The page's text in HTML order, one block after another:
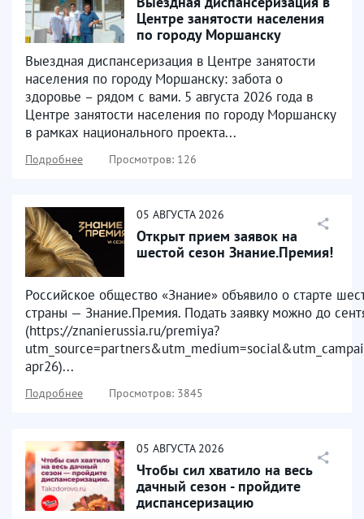
Центре занятости населения
по городу Моршанску
Выездная диспансеризация в Центре занятости
населения по городу Моршанску: забота о
здоровье – рядом с вами. 5 августа 2026 года в
Центре занятости населения по городу Моршанску
в рамках национального проекта...
Подробнее Просмотров: 126
05 АВГУСТА 2026
Открыт прием заявок на
шестой сезон Знание.Премия!
Российское общество «Знание» объявило о старте
страны — Знание.Премия. Подать заявку можно до
(https://znanierussia.ru/premiya?
apr26)...
Подробнее Просмотров: 3845
05 АВГУСТА 2026
Чтобы сил хватило на весь
дачный сезон - пройдите
диспансеризацию